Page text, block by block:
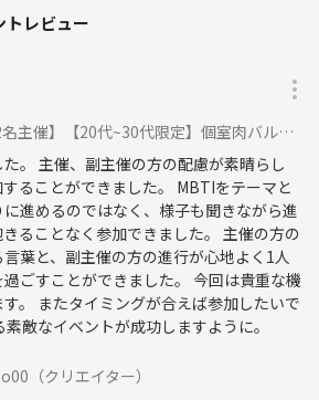
トレビュー
】【20代~30代限定】個室肉バルでワイワイ楽しむ！MBTIすごろく飲み会🎲に参加
。 主催、副主催の方の配慮が素晴らし
ることができました。 MBTIをテーマと
進めるのではなく、様子も聞きながら進
ることなく参加できました。 主催の方の
葉と、副主催の方の進行が心地よく1人
ごすことができました。 今回は貴重な機
。 またタイミングが合えば参加したいで
敵なイベントが成功しますように。
（クリエイター）